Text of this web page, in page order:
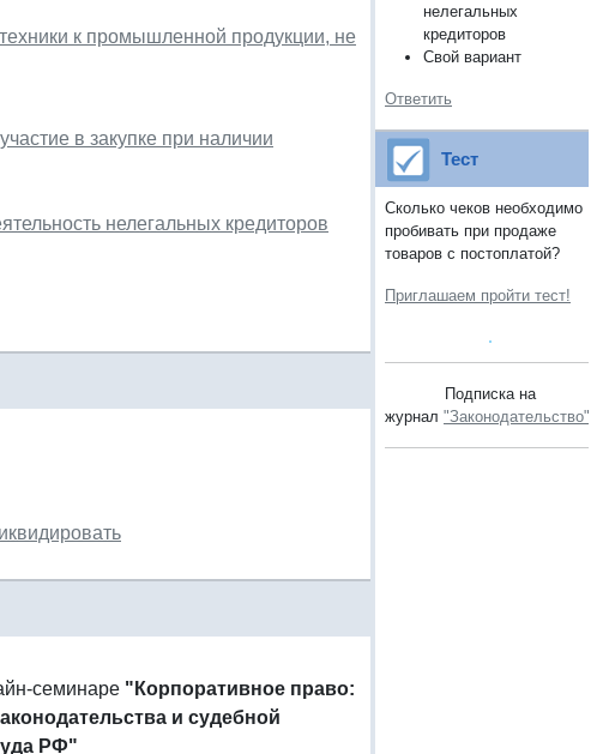
к промышленной продукции, не
в закупке при наличии
нелегальных кредиторов
семинаре "Корпоративное право:
и судебной
РФ"
нелегальных
кредиторов
Свой вариант
Ответить
Тест
Сколько чеков необходимо
пробивать при продаже
товаров с постоплатой?
Приглашаем пройти тест!
Подписка на
журнал "Законодательство"